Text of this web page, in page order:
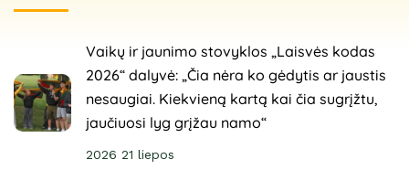
Vaikų ir jaunimo stovyklos „Laisvės kodas
2026“ dalyvė: „Čia nėra ko gėdytis ar jaustis
nesaugiai. Kiekvieną kartą kai čia sugrįžtu,
jaučiuosi lyg grįžau namo“
2026 21 liepos